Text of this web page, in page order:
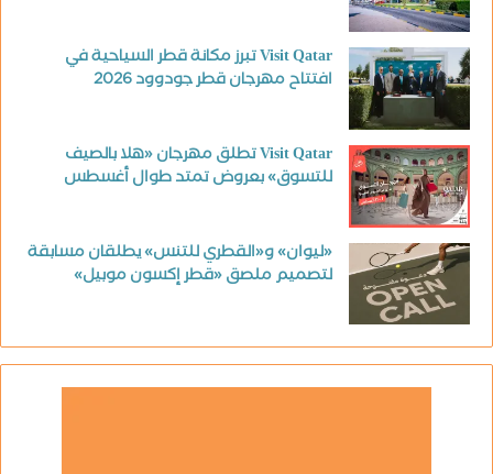
Visit Qatar تبرز مكانة قطر السياحية في
افتتاح مهرجان قطر جودوود 2026
Visit Qatar تطلق مهرجان «هلا بالصيف
للتسوق» بعروض تمتد طوال أغسطس
«ليوان» و«القطري للتنس» يطلقان مسابقة
لتصميم ملصق «قطر إكسون موبيل»